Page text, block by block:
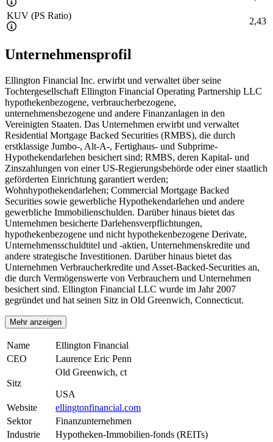
KUV (PS Ratio)
2,43
Unternehmensprofil
Ellington Financial Inc. erwirbt und verwaltet über seine
Tochtergesellschaft Ellington Financial Operating Partnership LLC
hypothekenbezogene, verbraucherbezogene,
unternehmensbezogene und andere Finanzanlagen in den
Vereinigten Staaten. Das Unternehmen erwirbt und verwaltet
Residential Mortgage Backed Securities (RMBS), die durch
erstklassige Jumbo-, Alt-A-, Fertighaus- und Subprime-
Hypothekendarlehen besichert sind; RMBS, deren Kapital- und
Zinszahlungen von einer US-Regierungsbehörde oder einer staatlich
geförderten Einrichtung garantiert werden;
Wohnhypothekendarlehen; Commercial Mortgage Backed
Securities sowie gewerbliche Hypothekendarlehen und andere
gewerbliche Immobilienschulden. Darüber hinaus bietet das
Unternehmen besicherte Darlehensverpflichtungen,
hypothekenbezogene und nicht hypothekenbezogene Derivate,
Unternehmensschuldtitel und -aktien, Unternehmenskredite und
andere strategische Investitionen. Darüber hinaus bietet das
Unternehmen Verbraucherkredite und Asset-Backed-Securities an,
die durch Vermögenswerte von Verbrauchern und Unternehmen
besichert sind. Ellington Financial LLC wurde im Jahr 2007
gegründet und hat seinen Sitz in Old Greenwich, Connecticut.
Mehr anzeigen
Name
Ellington Financial
CEO
Laurence Eric Penn
Sitz
Old Greenwich, ct
USA
Website
ellingtonfinancial.com
Sektor
Finanzunternehmen
Industrie
Hypotheken-Immobilien-fonds (REITs)